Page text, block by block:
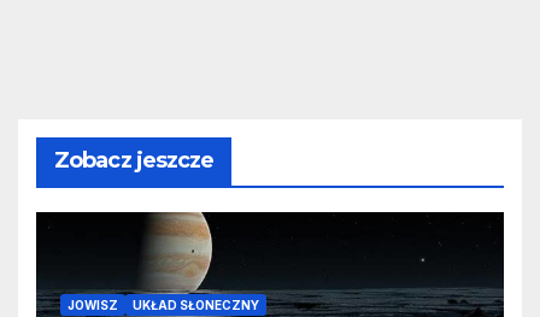
Zobacz jeszcze
JOWISZ UKŁAD SŁONECZNY